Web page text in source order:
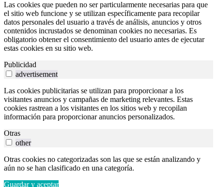
Las cookies que pueden no ser particularmente necesarias para que
el sitio web funcione y se utilizan específicamente para recopilar
datos personales del usuario a través de análisis, anuncios y otros
contenidos incrustados se denominan cookies no necesarias. Es
obligatorio obtener el consentimiento del usuario antes de ejecutar
estas cookies en su sitio web.
Publicidad
advertisement
Las cookies publicitarias se utilizan para proporcionar a los
visitantes anuncios y campañas de marketing relevantes. Estas
cookies rastrean a los visitantes en los sitios web y recopilan
información para proporcionar anuncios personalizados.
Otras
other
Otras cookies no categorizadas son las que se están analizando y
aún no se han clasificado en una categoría.
Guardar y aceptar